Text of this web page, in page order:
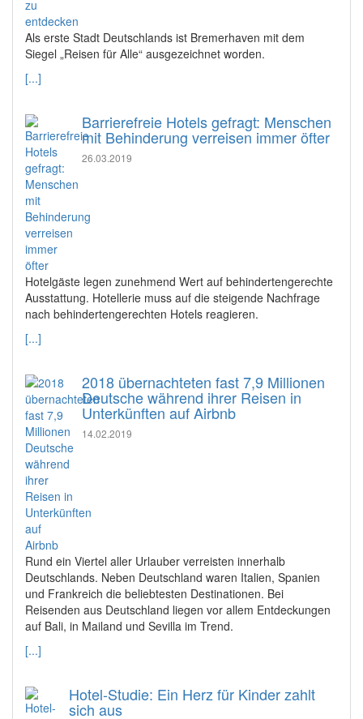
Als erste Stadt Deutschlands ist Bremerhaven mit dem
Siegel „Reisen für Alle“ ausgezeichnet worden.
[...]
Barrierefreie Hotels gefragt: Menschen
mit Behinderung verreisen immer öfter
26.03.2019
Hotelgäste legen zunehmend Wert auf behindertengerechte
Ausstattung. Hotellerie muss auf die steigende Nachfrage
nach behindertengerechten Hotels reagieren.
[...]
2018 übernachteten fast 7,9 Millionen
Deutsche während ihrer Reisen in
Unterkünften auf Airbnb
14.02.2019
Rund ein Viertel aller Urlauber verreisten innerhalb
Deutschlands. Neben Deutschland waren Italien, Spanien
und Frankreich die beliebtesten Destinationen. Bei
Reisenden aus Deutschland liegen vor allem Entdeckungen
auf Bali, in Mailand und Sevilla im Trend.
[...]
Hotel-Studie: Ein Herz für Kinder zahlt
sich aus